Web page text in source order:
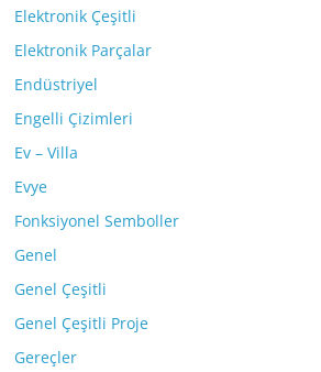
Elektronik Çeşitli
Elektronik Parçalar
Endüstriyel
Engelli Çizimleri
Ev – Villa
Evye
Fonksiyonel Semboller
Genel
Genel Çeşitli
Genel Çeşitli Proje
Gereçler